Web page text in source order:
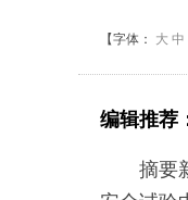
【字体： 大 中
编辑推荐
摘要新